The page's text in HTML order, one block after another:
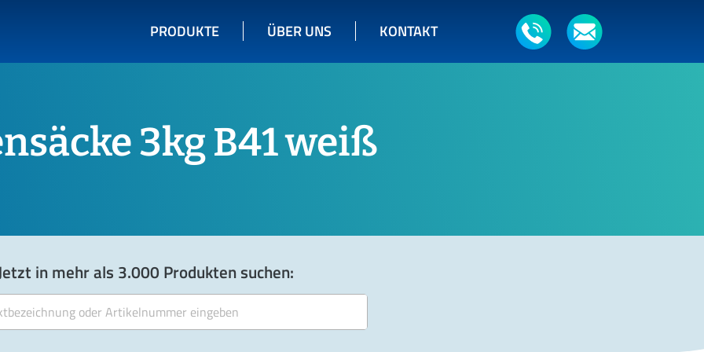
PRODUKTE ÜBER UNS KONTAKT
3kg B41 weiß
in mehr als 3.000 Produkten suchen: